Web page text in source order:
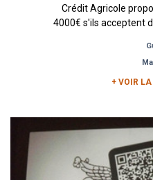
Crédit Agricole
4000€ s'ils acceptent
+ VOIR